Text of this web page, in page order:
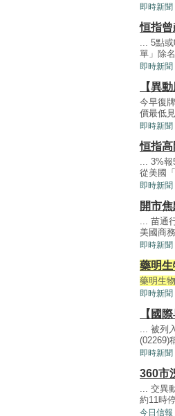
即時新聞
恒指
... 5點或
單」除
即時新聞
【異動
今早復
價最低
即時新聞
恒指
... 3%報
從美國
即時新聞
開市
... 苗通
美國商
即時新聞
藥明生
藥明生物
即時新聞
【國
... 被列
(02269)
即時新聞
360市
... 交異
約11時
今日信報